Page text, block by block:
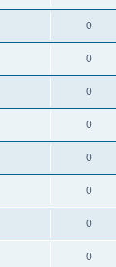
0
0
0
0
0
0
0
0